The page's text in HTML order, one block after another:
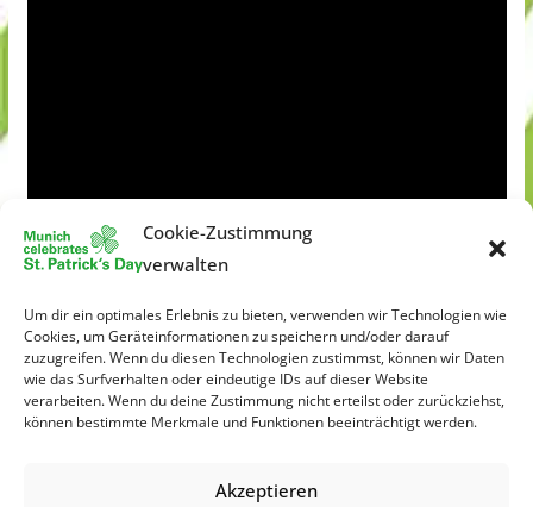
Cookie-Zustimmung
verwalten
Um dir ein optimales Erlebnis zu bieten, verwenden wir Technologien wie
Cookies, um Geräteinformationen zu speichern und/oder darauf
zuzugreifen. Wenn du diesen Technologien zustimmst, können wir Daten
wie das Surfverhalten oder eindeutige IDs auf dieser Website
verarbeiten. Wenn du deine Zustimmung nicht erteilst oder zurückziehst,
können bestimmte Merkmale und Funktionen beeinträchtigt werden.
Akzeptieren